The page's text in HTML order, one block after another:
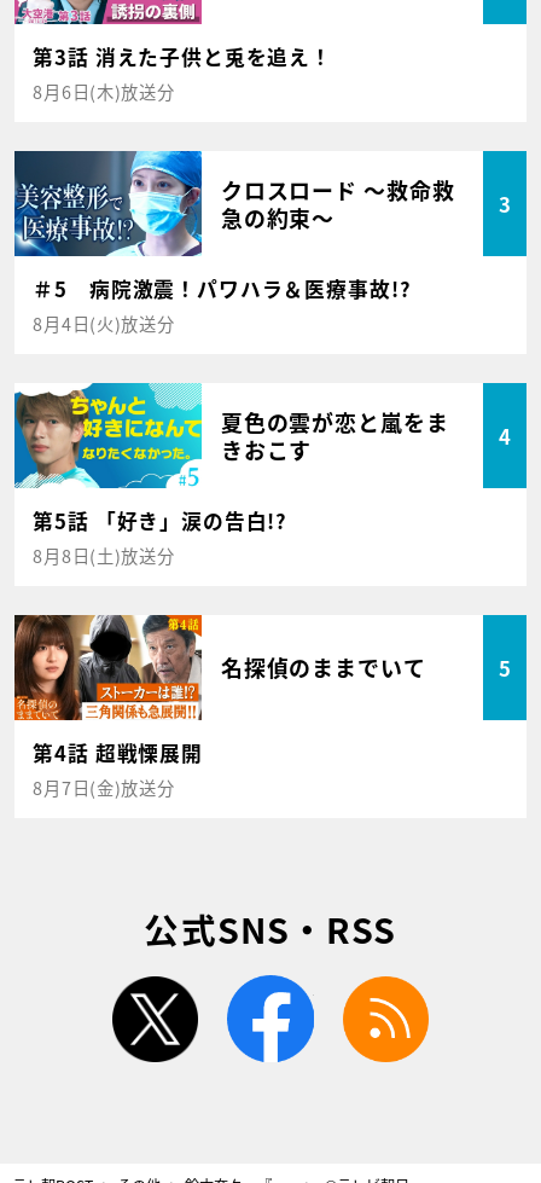
第3話 消えた子供と兎を追え！
8月6日(木)放送分
クロスロード ～救命救
急の約束～
3
＃5 病院激震！パワハラ＆医療事故!?
8月4日(火)放送分
夏色の雲が恋と嵐をま
きおこす
4
第5話 「好き」涙の告白!?
8月8日(土)放送分
名探偵のままでいて 5
第4話 超戦慄展開
8月7日(金)放送分
公式SNS・RSS
twitter facebook